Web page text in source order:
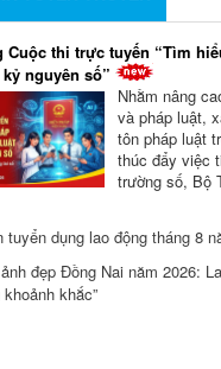
Cuộc thi trực tuyến “Tìm
nguyên số”
Nhằm nâng
và pháp luật,
tôn pháp luật
thúc đẩy việc
trường số, Bộ
tuyển dụng lao động tháng 8
đẹp Đồng Nai năm 2026:
khắc”